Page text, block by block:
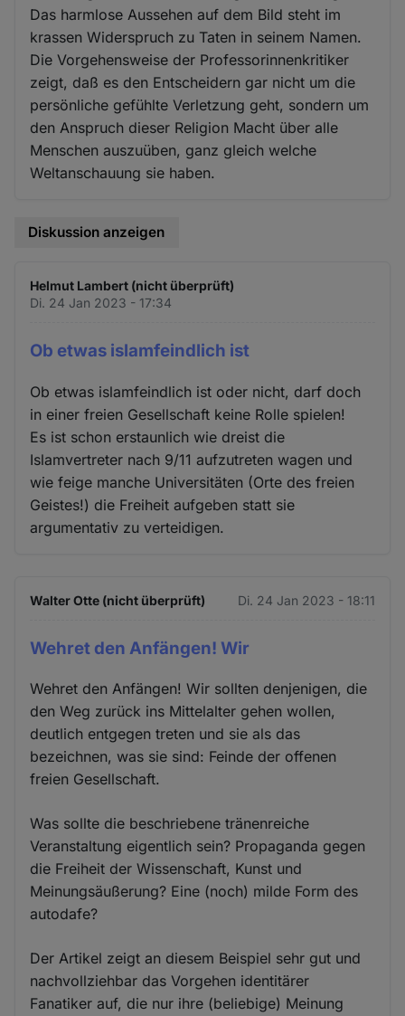
Das harmlose Aussehen auf dem Bild steht im
krassen Widerspruch zu Taten in seinem Namen.
Die Vorgehensweise der Professorinnenkritiker
zeigt, daß es den Entscheidern gar nicht um die
persönliche gefühlte Verletzung geht, sondern um
den Anspruch dieser Religion Macht über alle
Menschen auszuüben, ganz gleich welche
Weltanschauung sie haben.
Diskussion anzeigen
Helmut Lambert (nicht überprüft)
Di. 24 Jan 2023 - 17:34
Ob etwas islamfeindlich ist
Ob etwas islamfeindlich ist oder nicht, darf doch
in einer freien Gesellschaft keine Rolle spielen!
Es ist schon erstaunlich wie dreist die
Islamvertreter nach 9/11 aufzutreten wagen und
wie feige manche Universitäten (Orte des freien
Geistes!) die Freiheit aufgeben statt sie
argumentativ zu verteidigen.
Walter Otte (nicht überprüft) Di. 24 Jan 2023 - 18:11
Wehret den Anfängen! Wir
Wehret den Anfängen! Wir sollten denjenigen, die
den Weg zurück ins Mittelalter gehen wollen,
deutlich entgegen treten und sie als das
bezeichnen, was sie sind: Feinde der offenen
freien Gesellschaft.
Was sollte die beschriebene tränenreiche
Veranstaltung eigentlich sein? Propaganda gegen
die Freiheit der Wissenschaft, Kunst und
Meinungsäußerung? Eine (noch) milde Form des
autodafe?
Der Artikel zeigt an diesem Beispiel sehr gut und
nachvollziehbar das Vorgehen identitärer
Fanatiker auf, die nur ihre (beliebige) Meinung